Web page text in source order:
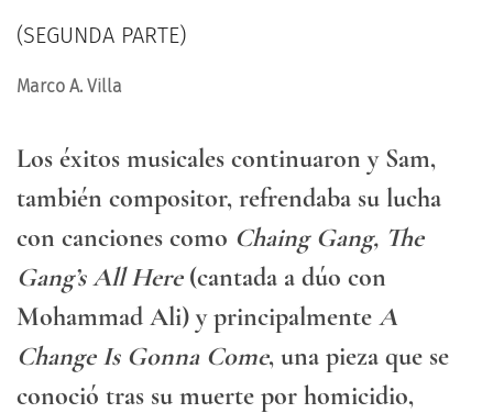
(SEGUNDA PARTE)
Marco A. Villa
Los éxitos musicales continuaron y Sam,
también compositor, refrendaba su lucha
con canciones como Chaing Gang, The
Gang’s All Here(cantada a dúo con
Mohammad Ali) y principalmente A
Change Is Gonna Come, una pieza que se
conoció tras su muerte por homicidio,